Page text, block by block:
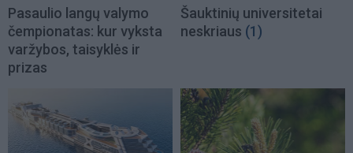
Pasaulio langų valymo
čempionatas: kur vyksta
varžybos, taisyklės ir
prizas
Šauktinių universitetai
neskriaus (1)